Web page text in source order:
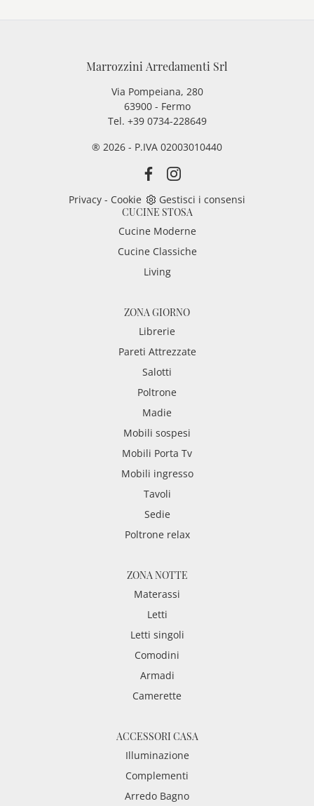
Marrozzini Arredamenti Srl
Via Pompeiana, 280
63900 - Fermo
Tel. +39 0734-228649
® 2026 - P.IVA 02003010440
Privacy - Cookie
Gestisci i consensi
CUCINE STOSA
Cucine Moderne
Cucine Classiche
Living
ZONA GIORNO
Librerie
Pareti Attrezzate
Salotti
Poltrone
Madie
Mobili sospesi
Mobili Porta Tv
Mobili ingresso
Tavoli
Sedie
Poltrone relax
ZONA NOTTE
Materassi
Letti
Letti singoli
Comodini
Armadi
Camerette
ACCESSORI CASA
Illuminazione
Complementi
Arredo Bagno